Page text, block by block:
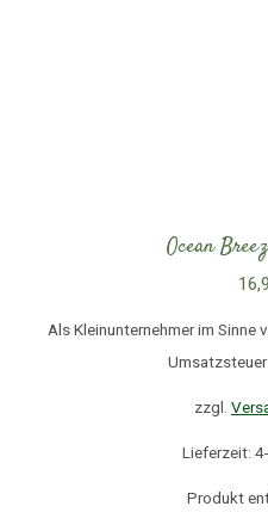
Ocean
Als Kleinunternehmer im Sinne
Umsatzsteuer
zzgl.
Lieferzeit:
Produkt